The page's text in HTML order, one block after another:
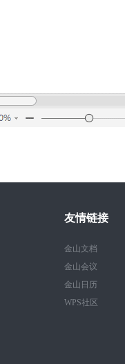
友情链接
金山文档
金山会议
金山日历
WPS社区